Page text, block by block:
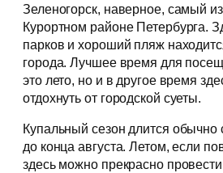
Зеленогорск, наверное, самый
Курортном районе Петербурга.
парков и хороший пляж
города. Лучшее время для
это лето, но и в другое время
отдохнуть от городской суеты.
Купальный сезон длится
до конца августа. Летом, если
здесь можно прекрасно